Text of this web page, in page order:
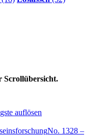
Scrollübersicht.
No. 1328 –